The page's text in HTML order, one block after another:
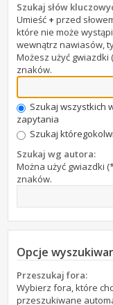
Szukaj słów
Umieść + przed
które nie może
wewnątrz nawiasów,
Możesz użyć
znaków.
Szukaj wszystkich
zapytania
Szukaj
Szukaj wg autora:
Można użyć gwiazdki
znaków.
Opcje
Przeszukaj fora:
Wybierz fora, które
przeszukiwane